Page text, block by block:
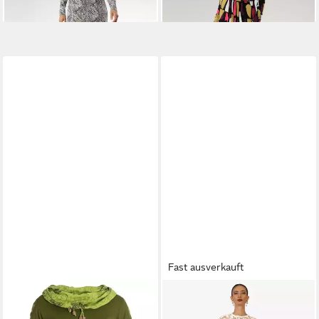
VISHESJerseykleid
Blumenkleid Langarm-
Fast ausverkauft
Abendkleid aus
transparenter Florenspitze